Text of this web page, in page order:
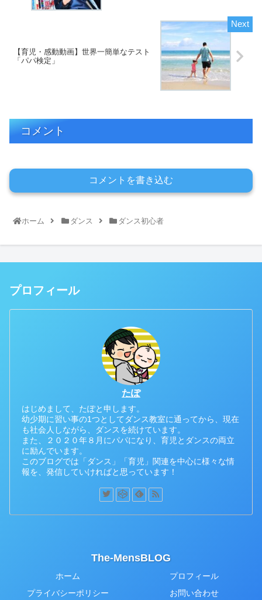
【育児・感動動画】世界一簡単なテスト
「パパ検定」
コメント
コメントを書き込む
ホーム ダンス ダンス初心者
プロフィール
たぽ
はじめまして、たぽと申します。
幼少期に習い事の1つとしてダンス教室に通ってから、現在
も社会人しながら、ダンスを続けています。
また、２０２０年８月にパパになり、育児とダンスの両立
に励んでいます。
このブログでは「ダンス」「育児」関連を中心に様々な情
報を、発信していければと思っています！
The-MensBLOG
ホーム
プロフィール
プライバシーポリシー
お問い合わせ